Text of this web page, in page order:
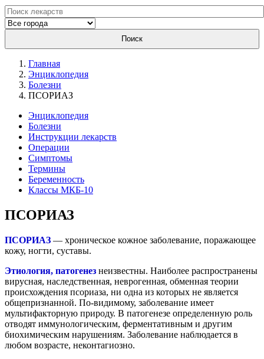
Поиск
Главная
Энциклопедия
Болезни
ПСОРИАЗ
Энциклопедия
Болезни
Инструкции лекарств
Операции
Симптомы
Термины
Беременность
Классы МКБ-10
ПСОРИАЗ
ПСОРИАЗ — хроническое кожное заболевание, поражающее
кожу, ногти, суставы.
Этиология, патогенез неизвестны. Наиболее распространены
вирусная, наследственная, неврогенная, обменная теории
происхождения псориаза, ни одна из которых не является
общепризнанной. По-видимому, заболевание имеет
мультифакторную природу. В патогенезе определенную роль
отводят иммунологическим, ферментативным и другим
биохимическим нарушениям. Заболевание наблюдается в
любом возрасте, неконтагиозно.